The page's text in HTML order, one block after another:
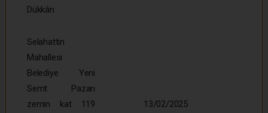
Dükkân
Selahattin
Mahallesi
Belediye Yeni
Semt Pazarı
zemin kat 119
13/02/2025